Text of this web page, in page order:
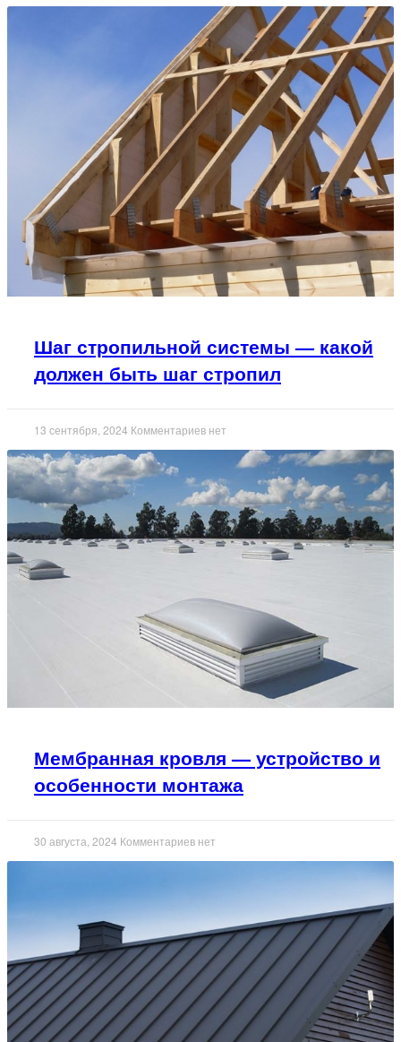
Шаг стропильной системы — какой
должен быть шаг стропил
13 сентября, 2024 Комментариев нет
Мембранная кровля — устройство и
особенности монтажа
30 августа, 2024 Комментариев нет